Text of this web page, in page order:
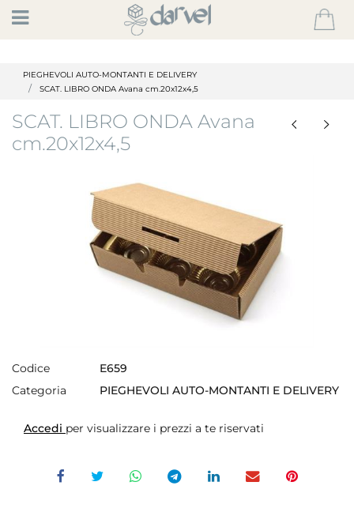
Open
PIEGHEVOLI AUTO-MONTANTI E DELIVERY
SCAT. LIBRO ONDA Avana cm.20x12x4,5
SCAT. LIBRO ONDA Avana
cm.20x12x4,5
Codice
E659
Categoria
PIEGHEVOLI AUTO-MONTANTI E DELIVERY
Accedi per visualizzare i prezzi a te riservati